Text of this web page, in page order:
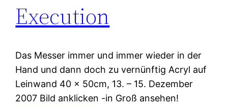
Execution
Das Messer immer und immer wieder in der
Hand und dann doch zu vernünftig Acryl auf
Leinwand 40 x 50cm, 13. – 15. Dezember
2007 Bild anklicken -in Groß ansehen!